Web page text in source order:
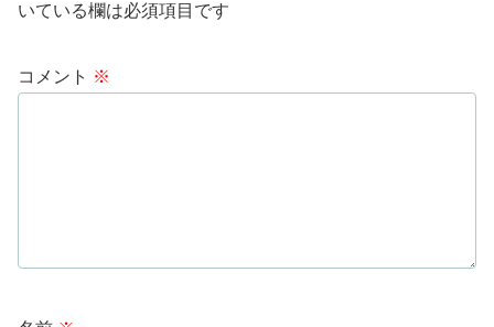
いている欄は必須項目です
コメント ※